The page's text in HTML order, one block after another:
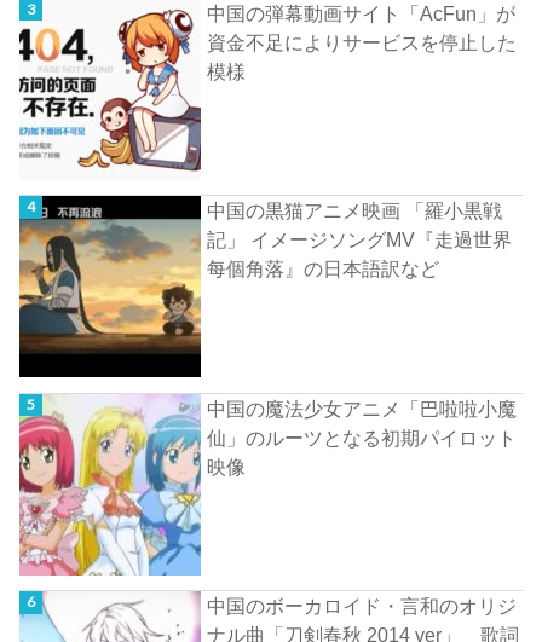
中国の弾幕動画サイト「AcFun」が
資金不足によりサービスを停止した
模様
中国の黒猫アニメ映画 「羅小黒戦
記」 イメージソングMV『走過世界
每個角落』の日本語訳など
中国の魔法少女アニメ「巴啦啦小魔
仙」のルーツとなる初期パイロット
映像
中国のボーカロイド・言和のオリジ
ナル曲「刀剣春秋 2014 ver」 歌詞